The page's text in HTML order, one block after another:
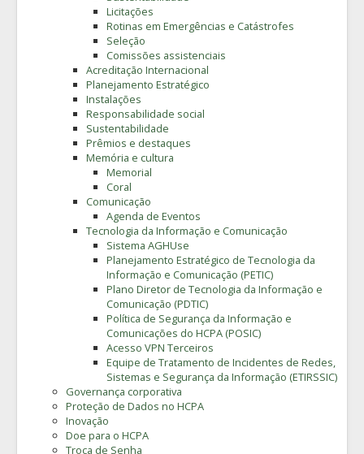
Licitações
Rotinas em Emergências e Catástrofes
Seleção
Comissões assistenciais
Acreditação Internacional
Planejamento Estratégico
Instalações
Responsabilidade social
Sustentabilidade
Prêmios e destaques
Memória e cultura
Memorial
Coral
Comunicação
Agenda de Eventos
Tecnologia da Informação e Comunicação
Sistema AGHUse
Planejamento Estratégico de Tecnologia da
Informação e Comunicação (PETIC)
Plano Diretor de Tecnologia da Informação e
Comunicação (PDTIC)
Política de Segurança da Informação e
Comunicações do HCPA (POSIC)
Acesso VPN Terceiros
Equipe de Tratamento de Incidentes de Redes,
Sistemas e Segurança da Informação (ETIRSSIC)
Governança corporativa
Proteção de Dados no HCPA
Inovação
Doe para o HCPA
Troca de Senha